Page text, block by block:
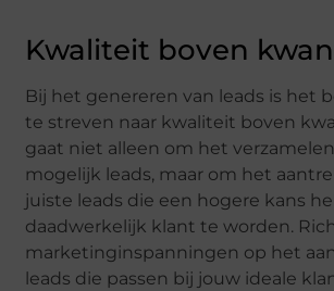
Kwaliteit boven
Bij het genereren van leads is het
te streven naar kwaliteit boven
gaat niet alleen om het verzamelen
mogelijk leads, maar om het
juiste leads die een hogere kans
daadwerkelijk klant te worden.
marketinginspanningen op het
leads die passen bij jouw ideale